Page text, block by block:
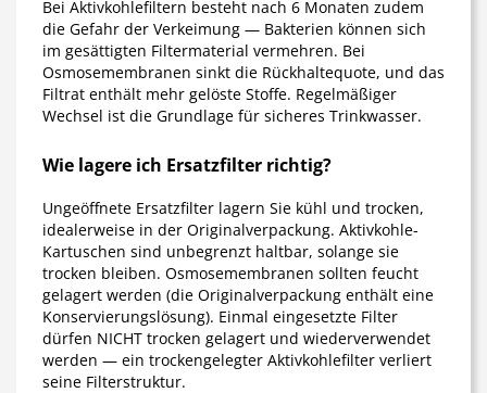
Bei Aktivkohlefiltern besteht nach 6 Monaten zudem
die Gefahr der Verkeimung — Bakterien können sich
im gesättigten Filtermaterial vermehren. Bei
Osmosemembranen sinkt die Rückhaltequote, und das
Filtrat enthält mehr gelöste Stoffe. Regelmäßiger
Wechsel ist die Grundlage für sicheres Trinkwasser.
Wie lagere ich Ersatzfilter richtig?
Ungeöffnete Ersatzfilter lagern Sie kühl und trocken,
idealerweise in der Originalverpackung. Aktivkohle-
Kartuschen sind unbegrenzt haltbar, solange sie
trocken bleiben. Osmosemembranen sollten feucht
gelagert werden (die Originalverpackung enthält eine
Konservierungslösung). Einmal eingesetzte Filter
dürfen NICHT trocken gelagert und wiederverwendet
werden — ein trockengelegter Aktivkohlefilter verliert
seine Filterstruktur.